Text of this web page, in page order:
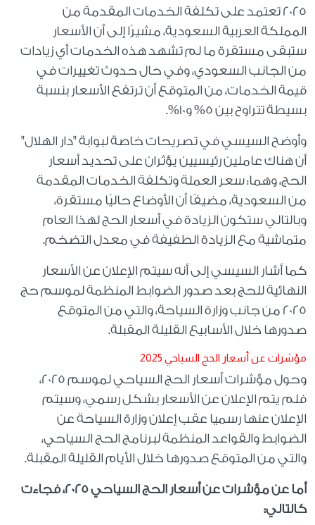
2025 تعتمد على تكلفة الخدمات المقدمة من
المملكة العربية السعودية، مشيرًا إلى أن الأسعار
ستبقى مستقرة ما لم تشهد هذه الخدمات أي زيادات
من الجانب السعودي، وفي حال حدوث تغييرات في
قيمة الخدمات، من المتوقع أن ترتفع الأسعار بنسبة
بسيطة تتراوح بين 5% و10%.
وأوضح السيسي في تصريحات خاصة لبوابة "دار الهلال"
أن هناك عاملين رئيسيين يؤثران على تحديد أسعار
الحج، وهما: سعر العملة وتكلفة الخدمات المقدمة
من السعودية، مضيفًا أن الأوضاع حاليًا مستقرة،
وبالتالي ستكون الزيادة في أسعار الحج لهذا العام
متماشية مع الزيادة الطفيفة في معدل التضخم.
كما أشار السيسي إلى أنه سيتم الإعلان عن الأسعار
النهائية للحج بعد صدور الضوابط المنظمة لموسم حج
2025 من جانب وزارة السياحة، والتي من المتوقع
صدورها خلال الأسابيع القليلة المقبلة.
مؤشرات عن أسعار الحج السياحي 2025
وحول مؤشرات أسعار الحج السياحي لموسم 2025،
فلم يتم الإعلان عن الأسعار بشكل رسمي، وسيتم
الإعلان عنها رسميا عقب إعلان وزارة السياحة عن
الضوابط والقواعد المنظمة لبرنامج الحج السياحي،
والتي من المتوقع صدورها خلال الأيام القليلة المقبلة.
أما عن مؤشرات عن أسعار الحج السياحي 2025، فجاءت
كالتالي: